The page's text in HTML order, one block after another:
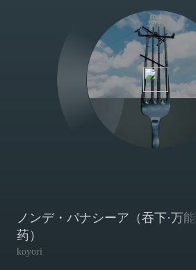
ノンデ・パナシーア（吞下·万能
药）
koyori